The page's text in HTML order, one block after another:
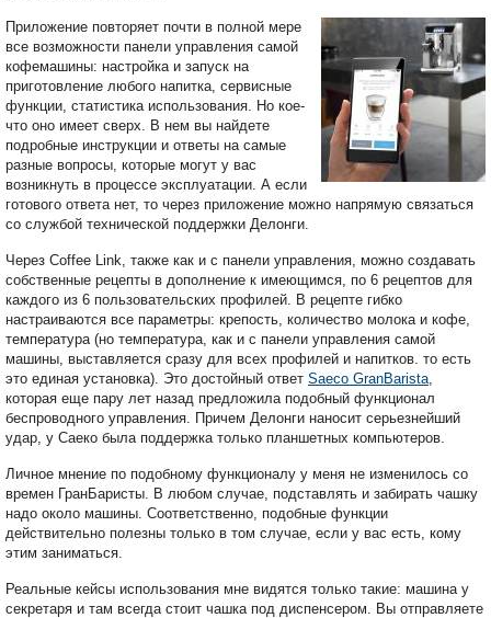
Приложение повторяет почти в полной мере
все возможности панели управления самой
кофемашины: настройка и запуск на
приготовление любого напитка, сервисные
функции, статистика использования. Но кое-
что оно имеет сверх. В нем вы найдете
подробные инструкции и ответы на самые
разные вопросы, которые могут у вас
возникнуть в процессе эксплуатации. А если
готового ответа нет, то через приложение можно напрямую связаться
со службой технической поддержки Делонги.
Через Coffee Link, также как и с панели управления, можно создавать
собственные рецепты в дополнение к имеющимся, по 6 рецептов для
каждого из 6 пользовательских профилей. В рецепте гибко
настраиваются все параметры: крепость, количество молока и кофе,
температура (но температура, как и с панели управления самой
машины, выставляется сразу для всех профилей и напитков. то есть
это единая установка). Это достойный ответ Saeco GranBarista
которая еще пару лет назад предложила подобный функционал
беспроводного управления. Причем Делонги наносит серьезнейший
удар, у Саеко была поддержка только планшетных компьютеров.
Личное мнение по подобному функционалу у меня не изменилось со
времен ГранБаристы. В любом случае, подставлять и забирать чашку
надо около машины. Соответственно, подобные функции
действительно полезны только в том случае, если у вас есть, кому
этим заниматься.
Реальные кейсы использования мне видятся только такие: машина у
секретаря и там всегда стоит чашка под диспенсером. Вы отправляете